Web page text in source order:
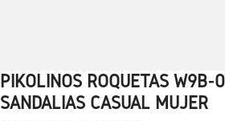
1 2 3 4 5 6 7
PIKOLINOS ROQUETAS W9B-
SANDALIAS CASUAL MUJER